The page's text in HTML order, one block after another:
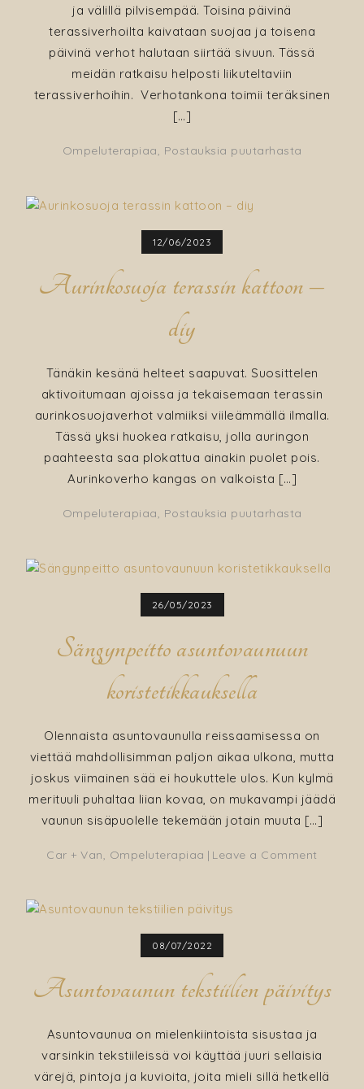
ja välillä pilvisempää. Toisina päivinä
terassiverhoilta kaivataan suojaa ja toisena
päivinä verhot halutaan siirtää sivuun. Tässä
meidän ratkaisu helposti liikuteltaviin
terassiverhoihin. Verhotankona toimii teräksinen
[…]
Ompeluterapiaa, Postauksia puutarhasta
12/06/2023
Aurinkosuoja terassin kattoon –
diy
Tänäkin kesänä helteet saapuvat. Suosittelen
aktivoitumaan ajoissa ja tekaisemaan terassin
aurinkosuojaverhot valmiiksi viileämmällä ilmalla.
Tässä yksi huokea ratkaisu, jolla auringon
paahteesta saa plokattua ainakin puolet pois.
Aurinkoverho kangas on valkoista […]
Ompeluterapiaa, Postauksia puutarhasta
26/05/2023
Sängynpeitto asuntovaunuun
koristetikkauksella
Olennaista asuntovaunulla reissaamisessa on
viettää mahdollisimman paljon aikaa ulkona, mutta
joskus viimainen sää ei houkuttele ulos. Kun kylmä
merituuli puhaltaa liian kovaa, on mukavampi jäädä
vaunun sisäpuolelle tekemään jotain muuta […]
Car + Van, Ompeluterapiaa Leave a Comment
08/07/2022
Asuntovaunun tekstiilien päivitys
Asuntovaunua on mielenkiintoista sisustaa ja
varsinkin tekstiileissä voi käyttää juuri sellaisia
värejä, pintoja ja kuvioita, joita mieli sillä hetkellä